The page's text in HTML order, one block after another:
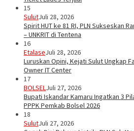
15
SulutJuli 28, 2026
Spirit HUT ke 81 RI, PLN Sukseskan
– UNKRIT di Tentena
16
EtalaseJuli 28, 2026
Luruskan Opini, Kejati Sulut Ungkap
Owner IT Center
17
BOLSELJuli 27, 2026
Bupati Iskandar Kamaru Ingatkan 3
PPPK Pemkab Bolsel 2026
18
SulutJuli 27, 2026